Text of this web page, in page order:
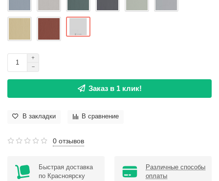
Заказ в 1 клик!
В закладки В сравнение
0 отзывов
Быстрая доставка
по Красноярску
Различные способы
оплаты